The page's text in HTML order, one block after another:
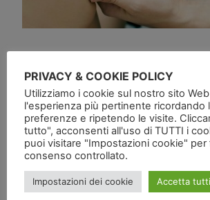
Pubblicatoin
da
PRIVACY & COOKIE POLICY
Utilizziamo i cookie sul nostro sito
l'esperienza più pertinente ricordando
preferenze e ripetendo le visite.
tutto", acconsenti all'uso di TUTTI i
puoi visitare "Impostazioni cookie" per
consenso controllato.
Impostazioni dei cookie Accetta tutti